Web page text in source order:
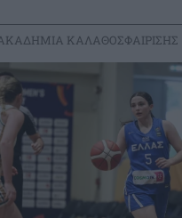
ΚΑΛΑΘΟΣΦΑΙΡΙΣΗΣ